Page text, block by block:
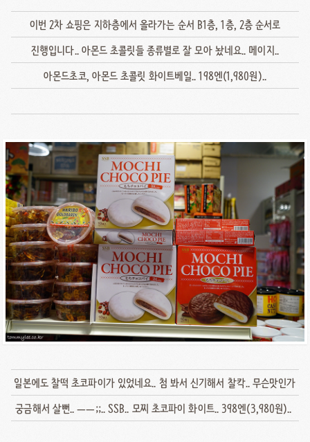
이번 2차 쇼핑은 지하층에서 올라가는 순서 B1층, 1층, 2층 순서로
진행입니다.. 아몬드 초콜릿들 종류별로 잘 모아 놨네요.. 메이지..
아몬드초코, 아몬드 초콜릿 화이트베일.. 198엔(1,980원)..
일본에도 찰떡 초코파이가 있었네요.. 첨 봐서 신기해서 찰칵.. 무슨맛인가
궁금해서 살뻔.. ㅡㅡ;;.. SSB.. 모찌 초코파이 화이트.. 398엔(3,980원)..